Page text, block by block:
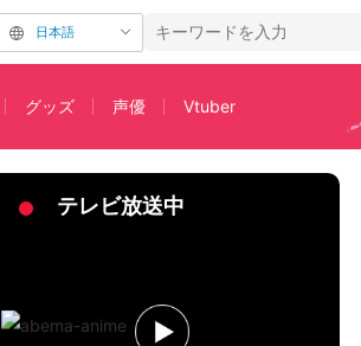
日本語
グッズ 声優 Vtuber
テレビ放送中